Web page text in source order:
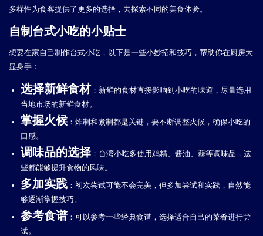
多样性为食客提供了更多的选择，去探索不同的美食体验。
自制台式小吃的小贴士
想要在家自己制作台式小吃，以下是一些小妙招和技巧，帮助你在厨房大
显身手：
选择新鲜食材 ：新鲜的食材直接影响到小吃的味道，尽量选用
当地市场的新鲜食材。
掌握火候 ：炸制和煮制都是关键，要不断调整火候，确保小吃的
口感。
调味品的选择 ：台湾小吃多使用鸡精、酱油、蒜等调味品，这
些都能够提升食物的风味。
多加实践 ：初次尝试可能不会完美，但多加尝试和实践，自然能
够逐渐掌握技巧。
参考食谱：可以参考一些经典食谱，选择适合自己的菜肴进行尝
试。